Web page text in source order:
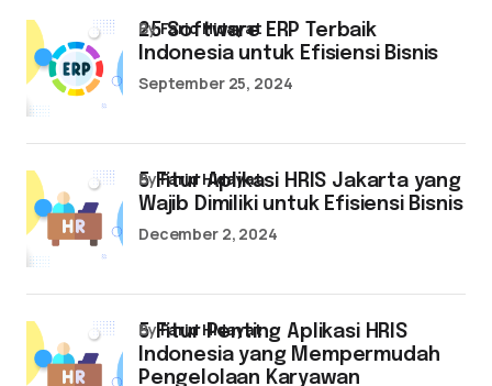
25 Software ERP Terbaik
Indonesia untuk Efisiensi Bisnis
byFarid Hidayat
September 25, 2024
5 Fitur Aplikasi HRIS Jakarta yang
Wajib Dimiliki untuk Efisiensi Bisnis
byFarid Hidayat
December 2, 2024
5 Fitur Penting Aplikasi HRIS
Indonesia yang Mempermudah
Pengelolaan Karyawan
byFarid Hidayat